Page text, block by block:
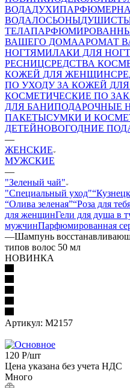
ВОДАДУХИ
ВОДАЛОСЬОНЫ
ТЕЛА
ВАШЕГО ДОМААРОМАТ
НОГТЯМИЛАКИ ДЛЯ
РЕСНИЦСРЕДСТВА
КОЖЕЙ ДЛЯ ЖЕНЩИН
ПО УХОДУ ЗА КОЖЕЙ
КОСМЕТИЧЕСКИЕ ПО
ДЛЯ БАНИПОДАРОЧНЫЕ
ПАКЕТЫСУМКИ И
ДЕТЕЙНОВОГОДНИЕ
—
ЖЕНСКИЕ
МУЖСКИЕ
—
"Зеленый чай"
"Специальный уход"
“Олива зеленая”“Роза для
для женщинГели для душа в
мужчинПарфюмированная
—Шампунь
типов волос 50 мл
НОВИНКА
Артикул: М2157
120 Р/шт
Цена указана без учета НДС
Много